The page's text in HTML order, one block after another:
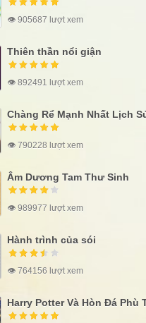
👁 905687 lượt xem
Thiên thần nổi giận
👁 892491 lượt xem
Chàng Rể Mạnh Nhất Lịch
👁 790228 lượt xem
Âm Dương Tam Thư Sinh
👁 989977 lượt xem
Hành trình của sói
👁 764156 lượt xem
Harry Potter Và Hòn Đá Phù